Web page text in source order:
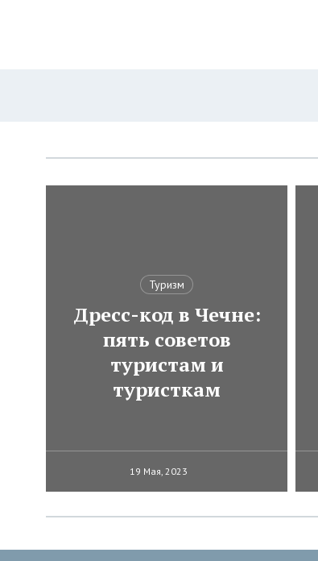
Туризм
Дресс-код в Чечне:
пять советов
туристам и
туристкам
19 Мая, 2023